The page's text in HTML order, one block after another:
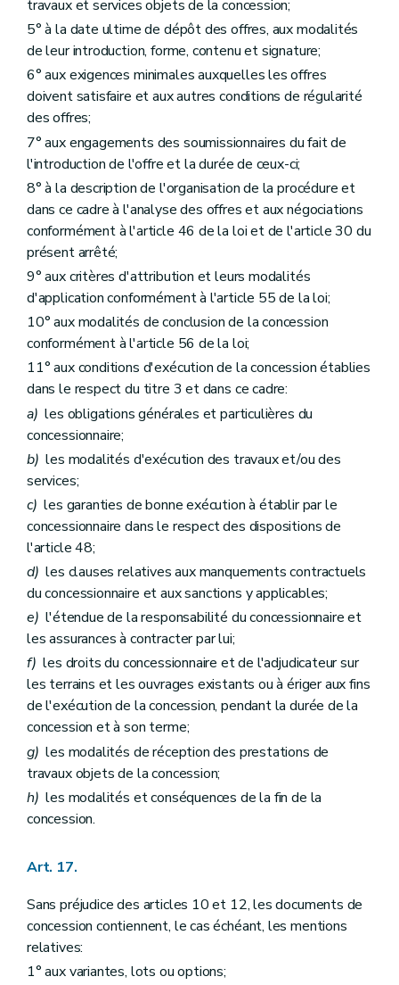
travaux et services objets de la concession;
5° à la date ultime de dépôt des offres, aux modalités
de leur introduction, forme, contenu et signature;
6° aux exigences minimales auxquelles les offres
doivent satisfaire et aux autres conditions de régularité
des offres;
7° aux engagements des soumissionnaires du fait de
l'introduction de l'offre et la durée de ceux-ci;
8° à la description de l'organisation de la procédure et
dans ce cadre à l'analyse des offres et aux négociations
conformément à l'article 46 de la loi et de l'article 30 du
présent arrêté;
9° aux critères d'attribution et leurs modalités
d'application conformément à l'article 55 de la loi;
10° aux modalités de conclusion de la concession
conformément à l'article 56 de la loi;
11° aux conditions d'exécution de la concession établies
dans le respect du titre 3 et dans ce cadre:
a) les obligations générales et particulières du
concessionnaire;
b) les modalités d'exécution des travaux et/ou des
services;
c) les garanties de bonne exécution à établir par le
concessionnaire dans le respect des dispositions de
l'article 48;
d) les clauses relatives aux manquements contractuels
du concessionnaire et aux sanctions y applicables;
e) l'étendue de la responsabilité du concessionnaire et
les assurances à contracter par lui;
f) les droits du concessionnaire et de l'adjudicateur sur
les terrains et les ouvrages existants ou à ériger aux fins
de l'exécution de la concession, pendant la durée de la
concession et à son terme;
g) les modalités de réception des prestations de
travaux objets de la concession;
h) les modalités et conséquences de la fin de la
concession.
Art. 17.
Sans préjudice des articles 10 et 12, les documents de
concession contiennent, le cas échéant, les mentions
relatives:
1° aux variantes, lots ou options;